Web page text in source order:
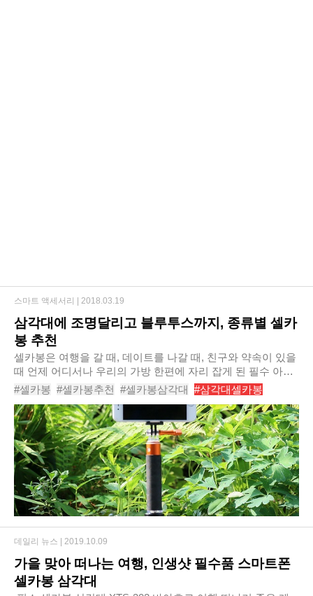
삼각대에 조명달리고 블루투스까지, 종류별 셀카
봉 추천
셀카봉은 여행을 갈 때, 데이트를 나갈 때, 친구와 약속이 있을
때 언제 어디서나 우리의 가방 한편에 자리 잡게 된 필수 아이
템이다. 사진 찍기를 좋아하는 사람들은 물론이고, 사진을 잘
찍지 않는 사람들도 적어도 집에 하나..
#셀카봉 #셀카봉추천 #셀카봉삼각대 #삼각대셀카봉
#블루투스셀카봉 #유선셀카봉 #무선셀카봉 #거울셀카봉
#미러셀카봉 #조명셀카봉
스마트 액세서리 | 2018.03.19
가을 맞아 떠나는 여행, 인생샷 필수품 스마트폰
셀카봉 삼각대
데일리 뉴스 | 2019.10.09